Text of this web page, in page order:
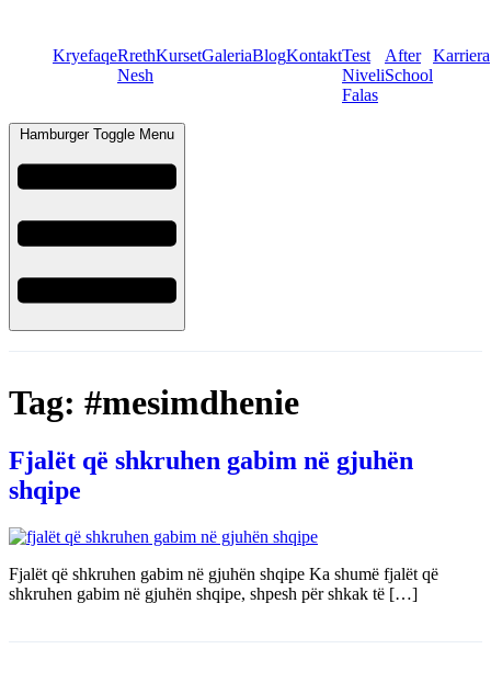
KryefaqeRreth
Nesh
KursetGaleriaBlogKontaktTest
Niveli
Falas
After
School
Karriera
Hamburger Toggle Menu
Tag: #mesimdhenie
Fjalët që shkruhen gabim në gjuhën
shqipe
Fjalët që shkruhen gabim në gjuhën shqipe Ka shumë fjalët që
shkruhen gabim në gjuhën shqipe, shpesh për shkak të […]